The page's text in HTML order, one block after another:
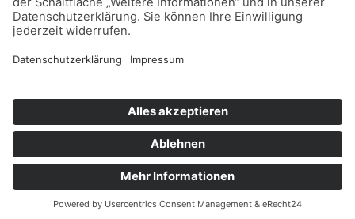
Mitglied werden
Facebook
Instagram